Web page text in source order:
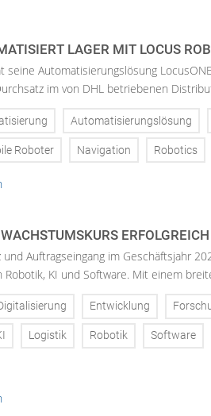
LAGER MIT LOCUS
seine Automatisierungslösung
im von DHL betriebenen
Automatisierungslösung
Roboter Navigation Robotics
und Auftragseingang im Geschäftsjahr
KI und Software. Mit einem
Entwicklung
Logistik Robotik Software